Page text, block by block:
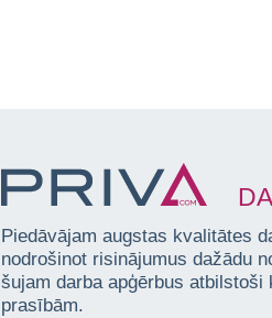
Piedāvājam augstas kvalitātes
nodrošinot risinājumus dažādu
šujam darba apģērbus
prasībām.